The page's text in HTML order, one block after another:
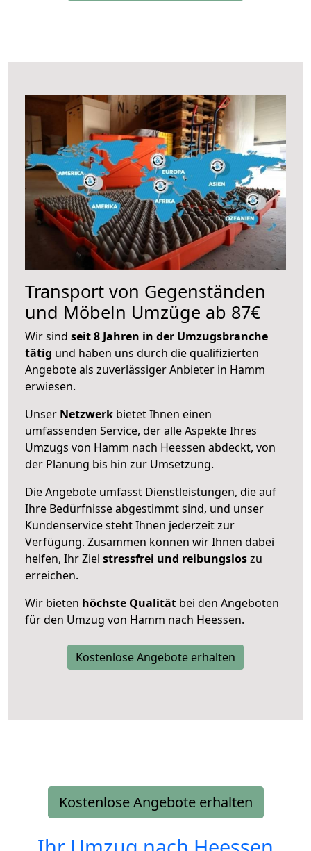
Transport von Gegenständen
und Möbeln Umzüge ab 87€
Wir sind seit 8 Jahren in der Umzugsbranche
tätig und haben uns durch die qualifizierten
Angebote als zuverlässiger Anbieter in Hamm
erwiesen.
Unser Netzwerk bietet Ihnen einen
umfassenden Service, der alle Aspekte Ihres
Umzugs von Hamm nach Heessen abdeckt, von
der Planung bis hin zur Umsetzung.
Die Angebote umfasst Dienstleistungen, die auf
Ihre Bedürfnisse abgestimmt sind, und unser
Kundenservice steht Ihnen jederzeit zur
Verfügung. Zusammen können wir Ihnen dabei
helfen, Ihr Ziel stressfrei und reibungsloszu
erreichen.
Wir bieten höchste Qualität bei den Angeboten
für den Umzug von Hamm nach Heessen.
Kostenlose Angebote erhalten
Kostenlose Angebote erhalten